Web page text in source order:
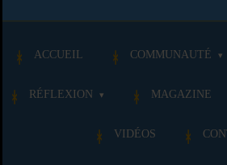
ACCUEIL COMMUNAUTÉ
RÉFLEXION MAGAZINE
VIDÉOS